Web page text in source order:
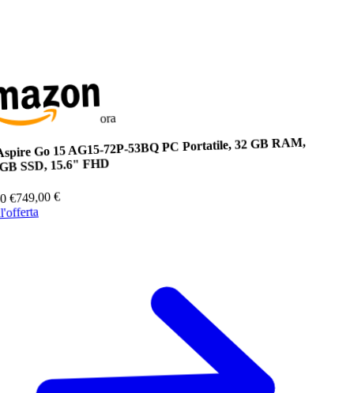
ora
Go 15 AG15-72P-53BQ PC Portatile, 32 GB RAM,
SSD, 15.6" FHD
€749,00€